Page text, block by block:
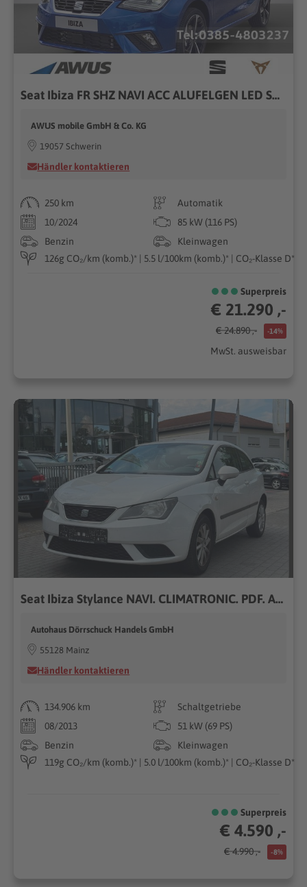
Seat Ibiza FR SHZ NAVI ACC ALUFELGEN LED SPORTSITZ(E)
AWUS mobile GmbH & Co. KG
19057 Schwerin
Händler kontaktieren
250 km
Automatik
10/2024
85 kW (116 PS)
Benzin
Kleinwagen
126g CO₂/km (komb.)* | 5.5 l/100km (komb.)* | CO₂-Klasse D*
Superpreis
€ 21.290 ,-
€ 24.890 ,- -14%
MwSt. ausweisbar
Seat Ibiza Stylance NAVI. CLIMATRONIC. PDF. ALU
Autohaus Dörrschuck Handels GmbH
55128 Mainz
Händler kontaktieren
134.906 km
Schaltgetriebe
08/2013
51 kW (69 PS)
Benzin
Kleinwagen
119g CO₂/km (komb.)* | 5.0 l/100km (komb.)* | CO₂-Klasse D*
Superpreis
€ 4.590 ,-
€ 4.990 ,- -8%